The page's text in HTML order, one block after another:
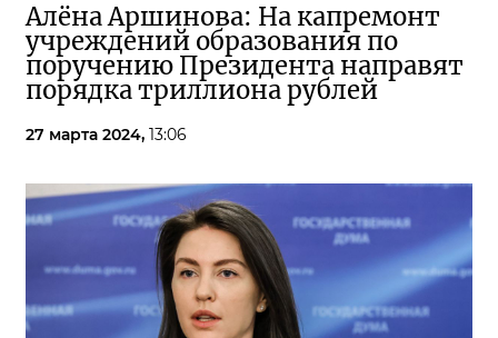
Алёна Аршинова: На капремонт
учреждений образования по
поручению Президента направят
порядка триллиона рублей
27 марта 2024, 13:06